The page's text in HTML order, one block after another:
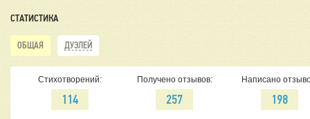
СТАТИСТИКА
ОБЩАЯ ДУЭЛЕЙ
Стихотворений:
114
Получено отзывов:
257
Написано
198